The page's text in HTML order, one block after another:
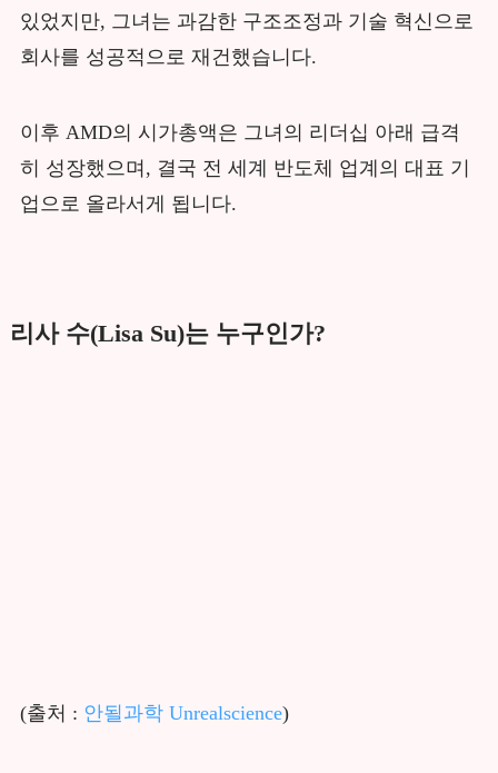
있었지만, 그녀는 과감한 구조조정과 기술 혁신으로
회사를 성공적으로 재건했습니다.
이후 AMD의 시가총액은 그녀의 리더십 아래 급격
히 성장했으며, 결국 전 세계 반도체 업계의 대표 기
업으로 올라서게 됩니다.
리사 수(Lisa Su)는 누구인가?
(출처 : 안될과학 Unrealscience)